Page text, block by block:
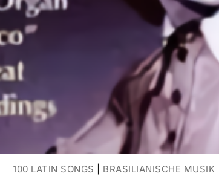
100 LATIN SONGS BRASILIANISCHE MUSIK